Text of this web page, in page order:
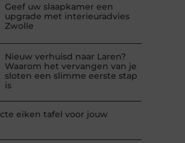
Geef uw slaapkamer een
upgrade met interieuradvies
Zwolle
Nieuw verhuisd naar Laren?
Waarom het vervangen van je
sloten een slimme eerste stap
is
eiken tafel voor jouw